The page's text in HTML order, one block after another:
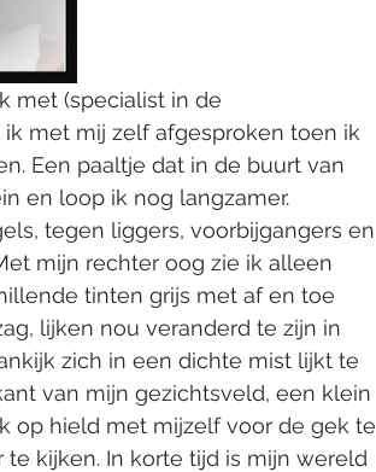
met (specialist in de
met mij zelf afgesproken toen ik
Een paaltje dat in de buurt van
en loop ik nog langzamer.
tegen liggers, voorbijgangers en
mijn rechter oog zie ik alleen
tinten grijs met af en toe
lijken nou veranderd te zijn in
zich in een dichte mist lijkt te
van mijn gezichtsveld, een klein
op hield met mijzelf voor de gek te
te kijken. In korte tijd is mijn wereld